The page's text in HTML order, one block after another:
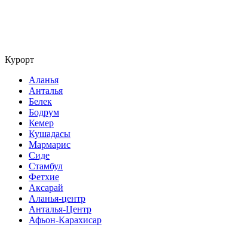
Курорт
Аланья
Анталья
Белек
Бодрум
Кемер
Кушадасы
Мармарис
Сиде
Стамбул
Фетхие
Аксарай
Аланья-центр
Анталья-Центр
Афьон-Карахисар